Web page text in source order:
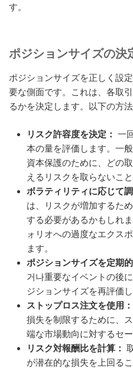
す。
ポジションサイズの決
ポジションサイズを正しく設
要な側面です。これは、各取
るかを決定します。以下の方
リスク許容度を決定： 一
本の量を評価します。一
資本保護のために、どの
えるリスクを取らないこと
ボラティリティに応じて調
は、リスクが増加するた
する必要があるかもしれ
ォリオへの過度なエクス
ます。
ポジションサイズを定期的
거나重要なイベントの後
ジションサイズを再評価し
ストップロス注文を使用：
損失を制限するために、
端な市場動向に対するセ
リスク対報酬比を計算：
が潜在的な損失を上回る